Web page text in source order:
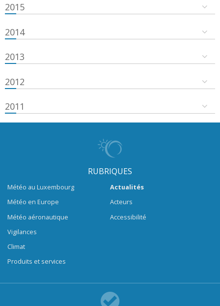
2015
2014
2013
2012
2011
RUBRIQUES
Météo au Luxembourg
Météo en Europe
Météo aéronautique
Vigilances
Climat
Produits et services
Actualités
Acteurs
Accessibilité